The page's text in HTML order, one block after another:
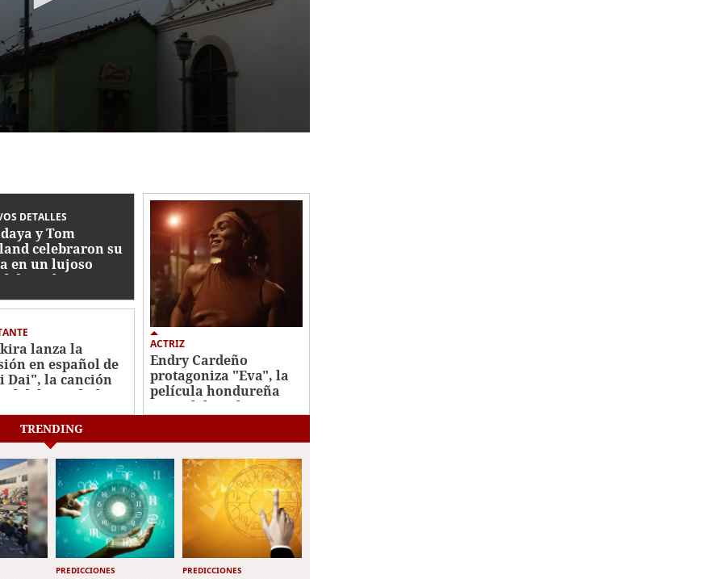
DETALLES
y Tom
celebraron su
en un lujoso
de Inglaterra
lanza la
en español de
Dai", la canción
del Mundial
ACTRIZ
Endry Cardeño
protagoniza "Eva", la
película hondureña
que celebra el amor y
TRENDING
PREDICCIONES PREDICCIONES